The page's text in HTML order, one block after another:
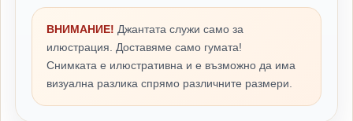
ВНИМАНИЕ! Джантата служи само за
илюстрация. Доставяме само гумата!
Снимката е илюстративна и е възможно да има
визуална разлика спрямо различните размери.